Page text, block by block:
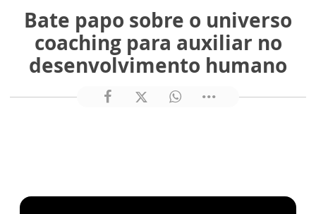
Bate papo sobre o universo
coaching para auxiliar no
desenvolvimento humano